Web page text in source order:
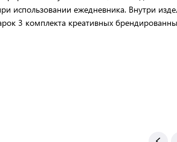
использовании ежедневника. Внутри
3 комплекта креативных